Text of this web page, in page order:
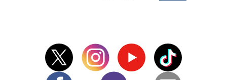
X(Twitter) instagram Youtube
facebook